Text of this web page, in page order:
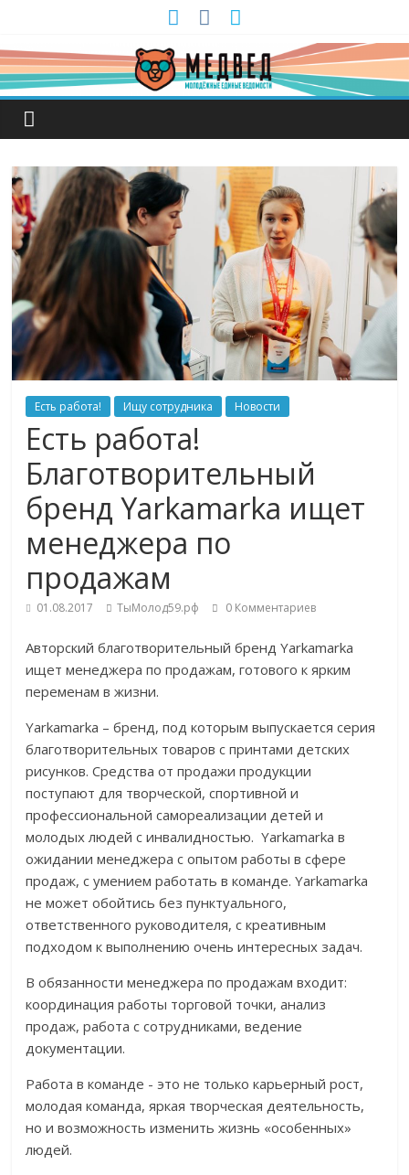
Есть работа! Ищу сотрудника Новости
Есть работа!
Благотворительный
бренд Yarkamarka ищет
менеджера по
продажам
01.08.2017 ТыМолод59.рф 0 Комментариев
Авторский благотворительный бренд Yarkamarka
ищет менеджера по продажам, готового к ярким
переменам в жизни.
Yarkamarka – бренд, под которым выпускается серия
благотворительных товаров с принтами детских
рисунков. Средства от продажи продукции
поступают для творческой, спортивной и
профессиональной самореализации детей и
молодых людей с инвалидностью. Yarkamarka в
ожидании менеджера с опытом работы в сфере
продаж, с умением работать в команде. Yarkamarka
не может обойтись без пунктуального,
ответственного руководителя, с креативным
подходом к выполнению очень интересных задач.
В обязанности менеджера по продажам входит:
координация работы торговой точки, анализ
продаж, работа с сотрудниками, ведение
документации.
Работа в команде - это не только карьерный рост,
молодая команда, яркая творческая деятельность,
но и возможность изменить жизнь «особенных»
людей.